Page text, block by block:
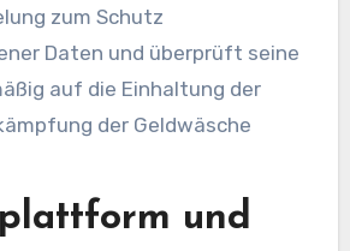
zum Schutz
Daten und überprüft seine
auf die Einhaltung der
der Geldwäsche
und